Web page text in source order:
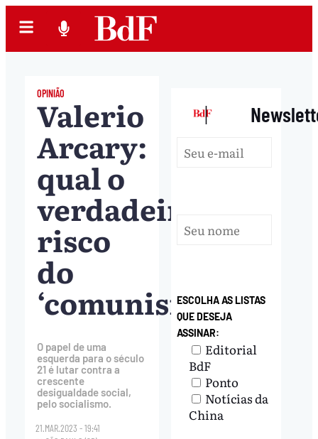
OPINIÃO
Valerio
Arcary:
qual o
verdadeiro
risco
do
‘comunismo’?
O papel de uma
esquerda para o século
21 é lutar contra a
crescente
desigualdade social,
pelo socialismo.
21.MAR.2023 - 19:41
|
ESCOLHA AS LISTAS
QUE DESEJA
ASSINAR:
Editorial
BdF
Ponto
Notícias da
China